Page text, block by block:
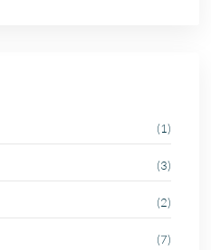
(1)
(3)
(2)
(7)